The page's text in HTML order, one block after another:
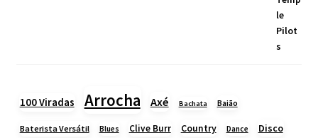
100 Viradas Arrocha Axé Bachata Baião
Baterista Versátil Blues Clive Burr Country Dance Disco